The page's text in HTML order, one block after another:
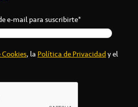
e-mail para suscribirte*
, laPolítica de Privacidady el